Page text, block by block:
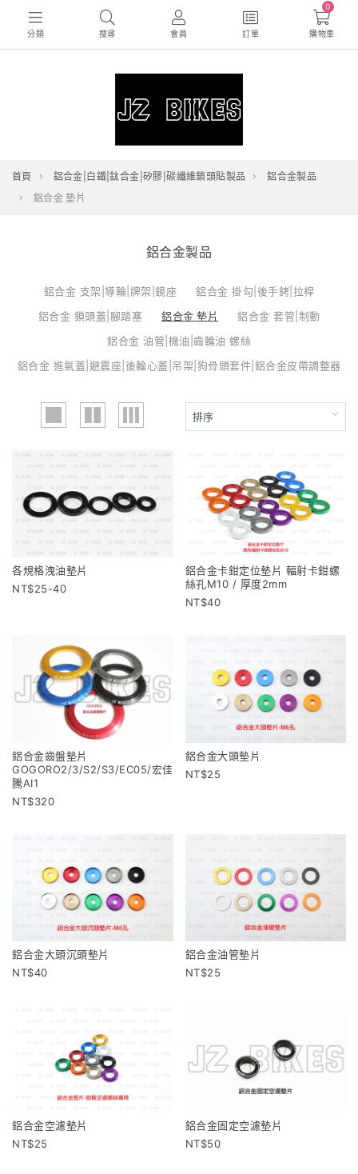
分類 搜尋 會員 訂單
0
購物車
首頁 鋁合金|白鐵|鈦合金|矽膠|碳纖維鎖頭貼製品
鋁合金製品
鋁合金 墊片
鋁合金製品
鋁合金 支架|導輪|牌架|鏡座
鋁合金 掛勾|後手銬|拉桿
鋁合金 鎖頭蓋|腳踏塞
鋁合金 墊片
鋁合金 套管|制動
鋁合金 油管|機油|齒輪油 螺絲
鋁合金 進氣蓋|避震座|後輪心蓋|吊架|狗骨頭套件|鋁合金皮帶調整器
各規格洩油墊片
25-40
鋁合金卡鉗定位墊片 輻射卡鉗螺
絲孔M10 / 厚度2mm
40
鋁合金齒盤墊片
GOGORO2/3/S2/S3/EC05/宏佳
騰AI1
320
鋁合金大頭墊片
25
鋁合金大頭沉頭墊片
40
鋁合金油管墊片
25
鋁合金空濾墊片
25
鋁合金固定空濾墊片
50